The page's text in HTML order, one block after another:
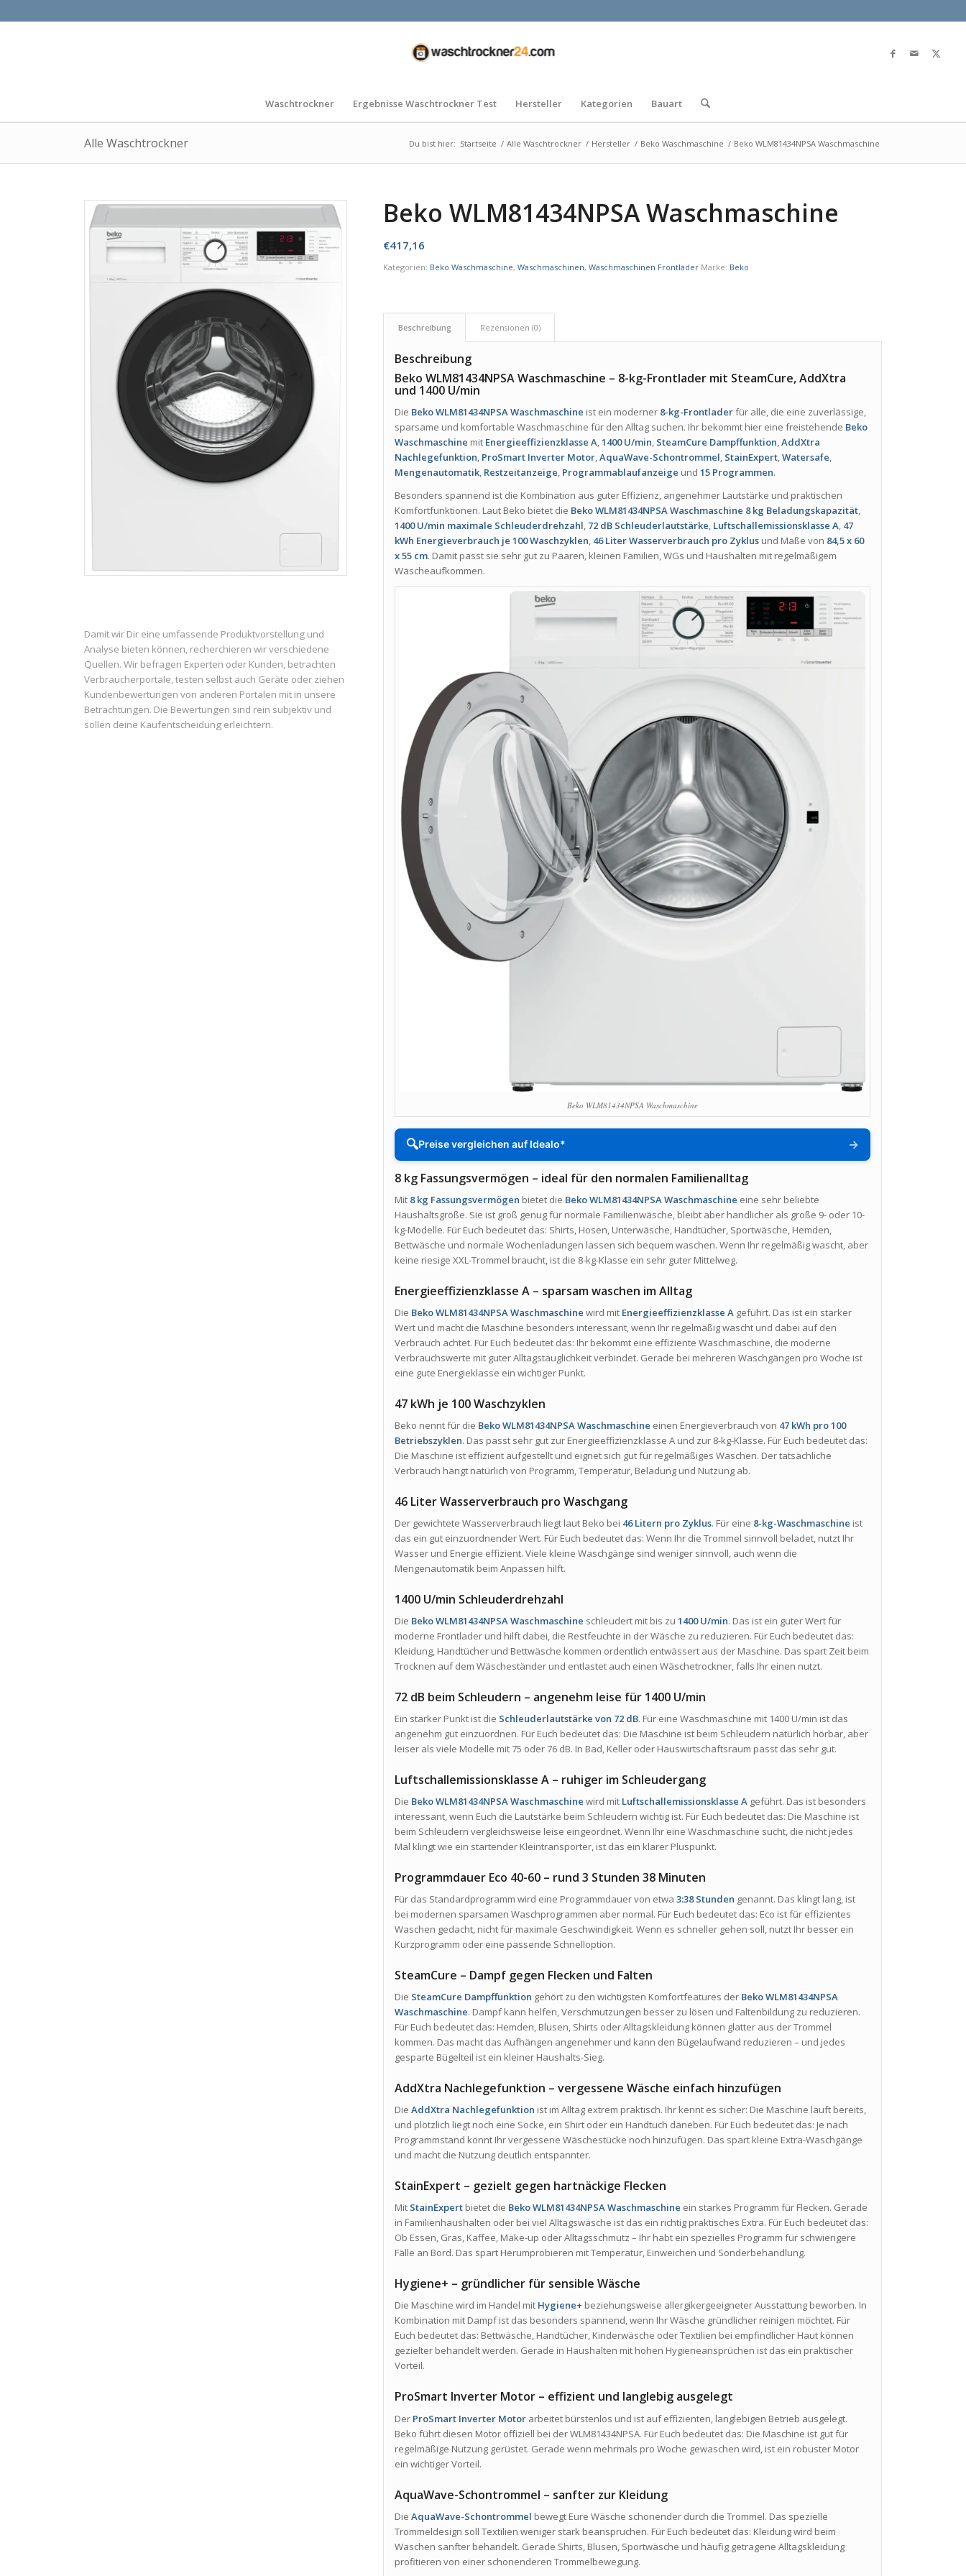
Waschtrockner Ergebnisse Waschtrockner Test Hersteller Kategorien Bauart
Alle Waschtrockner Du bist hier: Startseite / Alle Waschtrockner / Hersteller / Beko Waschmaschine / Beko WLM81434NPSA Waschmaschine
Damit wir Dir eine umfassende Produktvorstellung und
Analyse bieten können, recherchieren wir verschiedene
Quellen. Wir befragen Experten oder Kunden, betrachten
Verbraucherportale, testen selbst auch Geräte oder ziehen
Kundenbewertungen von anderen Portalen mit in unsere
Betrachtungen. Die Bewertungen sind rein subjektiv und
sollen deine Kaufentscheidung erleichtern.
Beko WLM81434NPSA Waschmaschine
€417,16
Kategorien: Beko Waschmaschine,Waschmaschinen,Waschmaschinen Frontlader Marke: Beko
Beschreibung Rezensionen (0)
Beschreibung
Beko WLM81434NPSA Waschmaschine – 8-kg-Frontlader mit SteamCure, AddXtra
und 1400 U/min
Die Beko WLM81434NPSA Waschmaschine ist ein moderner 8-kg-Frontladerfür alle, die eine zuverlässige,
sparsame und komfortable Waschmaschine für den Alltag suchen. Ihr bekommt hier eine freistehende Beko
Waschmaschine mit Energieeffizienzklasse A,1400 U/min, SteamCure Dampffunktion,AddXtra
Nachlegefunktion, ProSmart Inverter Motor,AquaWave-Schontrommel, StainExpert,Watersafe,
Mengenautomatik, Restzeitanzeige, Programmablaufanzeige und15 Programmen.
Besonders spannend ist die Kombination aus guter Effizienz, angenehmer Lautstärke und praktischen
Komfortfunktionen. Laut Beko bietet die Beko WLM81434NPSA Waschmaschine 8 kg Beladungskapazität,
1400 U/min maximale Schleuderdrehzahl, 72 dB Schleuderlautstärke, Luftschallemissionsklasse A, 47
kWh Energieverbrauch je 100 Waschzyklen, 46 Liter Wasserverbrauch pro Zyklus und Maße von 84,5 x 60
x 55 cm. Damit passt sie sehr gut zu Paaren, kleinen Familien, WGs und Haushalten mit regelmäßigem
Wäscheaufkommen.
Beko WLM81434NPSA Waschmaschine
🔍Preise vergleichen auf Idealo* →
8 kg Fassungsvermögen – ideal für den normalen Familienalltag
Mit 8 kg Fassungsvermögen bietet die Beko WLM81434NPSA Waschmaschine eine sehr beliebte
Haushaltsgröße. Sie ist groß genug für normale Familienwäsche, bleibt aber handlicher als große 9- oder 10-
kg-Modelle. Für Euch bedeutet das: Shirts, Hosen, Unterwäsche, Handtücher, Sportwäsche, Hemden,
Bettwäsche und normale Wochenladungen lassen sich bequem waschen. Wenn Ihr regelmäßig wascht, aber
keine riesige XXL-Trommel braucht, ist die 8-kg-Klasse ein sehr guter Mittelweg.
Energieeffizienzklasse A – sparsam waschen im Alltag
Die Beko WLM81434NPSA Waschmaschine wird mit Energieeffizienzklasse A geführt. Das ist ein starker
Wert und macht die Maschine besonders interessant, wenn Ihr regelmäßig wascht und dabei auf den
Verbrauch achtet. Für Euch bedeutet das: Ihr bekommt eine effiziente Waschmaschine, die moderne
Verbrauchswerte mit guter Alltagstauglichkeit verbindet. Gerade bei mehreren Waschgängen pro Woche ist
eine gute Energieklasse ein wichtiger Punkt.
47 kWh je 100 Waschzyklen
Beko nennt für die Beko WLM81434NPSA Waschmaschine einen Energieverbrauch von 47 kWh pro 100
Betriebszyklen. Das passt sehr gut zur Energieeffizienzklasse A und zur 8-kg-Klasse. Für Euch bedeutet das:
Die Maschine ist effizient aufgestellt und eignet sich gut für regelmäßiges Waschen. Der tatsächliche
Verbrauch hängt natürlich von Programm, Temperatur, Beladung und Nutzung ab.
46 Liter Wasserverbrauch pro Waschgang
Der gewichtete Wasserverbrauch liegt laut Beko bei 46 Litern pro Zyklus. Für eine 8-kg-Waschmaschine ist
das ein gut einzuordnender Wert. Für Euch bedeutet das: Wenn Ihr die Trommel sinnvoll beladet, nutzt Ihr
Wasser und Energie effizient. Viele kleine Waschgänge sind weniger sinnvoll, auch wenn die
Mengenautomatik beim Anpassen hilft.
1400 U/min Schleuderdrehzahl
Die Beko WLM81434NPSA Waschmaschine schleudert mit bis zu1400 U/min. Das ist ein guter Wert für
moderne Frontlader und hilft dabei, die Restfeuchte in der Wäsche zu reduzieren. Für Euch bedeutet das:
Kleidung, Handtücher und Bettwäsche kommen ordentlich entwässert aus der Maschine. Das spart Zeit beim
Trocknen auf dem Wäscheständer und entlastet auch einen Wäschetrockner, falls Ihr einen nutzt.
72 dB beim Schleudern – angenehm leise für 1400 U/min
Ein starker Punkt ist die Schleuderlautstärke von 72 dB. Für eine Waschmaschine mit 1400 U/min ist das
angenehm gut einzuordnen. Für Euch bedeutet das: Die Maschine ist beim Schleudern natürlich hörbar, aber
leiser als viele Modelle mit 75 oder 76 dB. In Bad, Keller oder Hauswirtschaftsraum passt das sehr gut.
Luftschallemissionsklasse A – ruhiger im Schleudergang
Die Beko WLM81434NPSA Waschmaschine wird mit Luftschallemissionsklasse A geführt. Das ist besonders
interessant, wenn Euch die Lautstärke beim Schleudern wichtig ist. Für Euch bedeutet das: Die Maschine ist
beim Schleudern vergleichsweise leise eingeordnet. Wenn Ihr eine Waschmaschine sucht, die nicht jedes
Mal klingt wie ein startender Kleintransporter, ist das ein klarer Pluspunkt.
Programmdauer Eco 40-60 – rund 3 Stunden 38 Minuten
Für das Standardprogramm wird eine Programmdauer von etwa3:38 Stunden genannt. Das klingt lang, ist
bei modernen sparsamen Waschprogrammen aber normal. Für Euch bedeutet das: Eco ist für effizientes
Waschen gedacht, nicht für maximale Geschwindigkeit. Wenn es schneller gehen soll, nutzt Ihr besser ein
Kurzprogramm oder eine passende Schnelloption.
SteamCure – Dampf gegen Flecken und Falten
Die SteamCure Dampffunktion gehört zu den wichtigsten Komfortfeatures der Beko WLM81434NPSA
Waschmaschine. Dampf kann helfen, Verschmutzungen besser zu lösen und Faltenbildung zu reduzieren.
Für Euch bedeutet das: Hemden, Blusen, Shirts oder Alltagskleidung können glatter aus der Trommel
kommen. Das macht das Aufhängen angenehmer und kann den Bügelaufwand reduzieren – und jedes
gesparte Bügelteil ist ein kleiner Haushalts-Sieg.
AddXtra Nachlegefunktion – vergessene Wäsche einfach hinzufügen
DieAddXtra Nachlegefunktion ist im Alltag extrem praktisch. Ihr kennt es sicher: Die Maschine läuft bereits,
und plötzlich liegt noch eine Socke, ein Shirt oder ein Handtuch daneben. Für Euch bedeutet das: Je nach
Programmstand könnt Ihr vergessene Wäschestücke noch hinzufügen. Das spart kleine Extra-Waschgänge
und macht die Nutzung deutlich entspannter.
StainExpert – gezielt gegen hartnäckige Flecken
Mit StainExpert bietet die Beko WLM81434NPSA Waschmaschine ein starkes Programm für Flecken. Gerade
in Familienhaushalten oder bei viel Alltagswäsche ist das ein richtig praktisches Extra. Für Euch bedeutet das:
Ob Essen, Gras, Kaffee, Make-up oder Alltagsschmutz – Ihr habt ein spezielles Programm für schwierigere
Fälle an Bord. Das spart Herumprobieren mit Temperatur, Einweichen und Sonderbehandlung.
Hygiene+ – gründlicher für sensible Wäsche
Die Maschine wird im Handel mit Hygiene+ beziehungsweise allergikergeeigneter Ausstattung beworben. In
Kombination mit Dampf ist das besonders spannend, wenn Ihr Wäsche gründlicher reinigen möchtet. Für
Euch bedeutet das: Bettwäsche, Handtücher, Kinderwäsche oder Textilien bei empfindlicher Haut können
gezielter behandelt werden. Gerade in Haushalten mit hohen Hygieneansprüchen ist das ein praktischer
Vorteil.
ProSmart Inverter Motor – effizient und langlebig ausgelegt
Der ProSmart Inverter Motor arbeitet bürstenlos und ist auf effizienten, langlebigen Betrieb ausgelegt.
Beko führt diesen Motor offiziell bei der WLM81434NPSA. Für Euch bedeutet das: Die Maschine ist gut für
regelmäßige Nutzung gerüstet. Gerade wenn mehrmals pro Woche gewaschen wird, ist ein robuster Motor
ein wichtiger Vorteil.
AquaWave-Schontrommel – sanfter zur Kleidung
DieAquaWave-Schontrommel bewegt Eure Wäsche schonender durch die Trommel. Das spezielle
Trommeldesign soll Textilien weniger stark beanspruchen. Für Euch bedeutet das: Kleidung wird beim
Waschen sanfter behandelt. Gerade Shirts, Blusen, Sportwäsche und häufig getragene Alltagskleidung
profitieren von einer schonenderen Trommelbewegung.